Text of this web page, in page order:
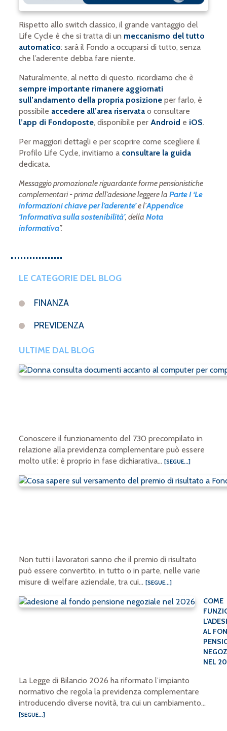
Rispetto allo switch classico, il grande vantaggio del
Life Cycle è che si tratta di un meccanismo del tutto
automatico: sarà il Fondo a occuparsi di tutto, senza
che l’aderente debba fare niente.
Naturalmente, al netto di questo, ricordiamo che è
sempre importante rimanere aggiornati
sull’andamento della propria posizioneper farlo, è
possibile accedere all’area riservata o consultare
l’app di Fondoposte, disponibile perAndroid e iOS.
Per maggiori dettagli e per scoprire come scegliere il
Profilo Life Cycle, invitiamo a consultare la guida
dedicata.
Messaggio promozionale riguardante forme pensionistiche
complementari - prima dell’adesione leggere laParte I ‘Le
informazioni chiave per l’aderente’e l’Appendice
‘Informativa sulla sostenibilità’, dellaNota
informativa”.
LE CATEGORIE DEL BLOG
FINANZA
PREVIDENZA
ULTIME DAL BLOG
Conoscere il funzionamento del 730 precompilato in
relazione alla previdenza complementare può essere
molto utile: è proprio in fase dichiarativa...[SEGUE...]
Non tutti i lavoratori sanno che il premio di risultato
può essere convertito, in tutto o in parte, nelle varie
misure di welfare aziendale, tra cui...[SEGUE...]
COME
AL
NEL
La Legge di Bilancio 2026 ha riformato l’impianto
normativo che regola la previdenza complementare
introducendo diverse novità, tra cui un cambiamento...
[SEGUE...]